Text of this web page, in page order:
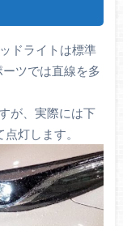
ドライトは標準
ツでは直線を多
が、実際には下
灯します。